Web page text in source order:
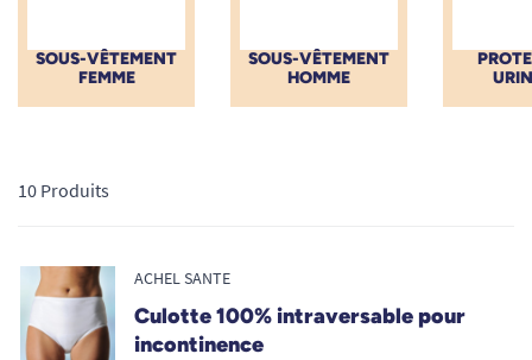
SOUS-VÊTEMENT
FEMME
SOUS-VÊTEMENT
HOMME
10 Produits
ACHEL SANTE
Culotte 100% intraversable pour
incontinence